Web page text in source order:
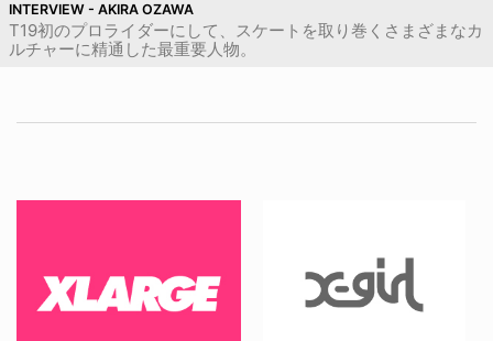
INTERVIEW - AKIRA OZAWA
T19初のプロライダーにして、スケートを取り巻くさまざまなカ
ルチャーに精通した最重要人物。